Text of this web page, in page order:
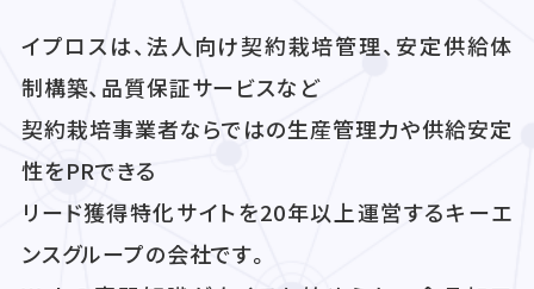
イプロスは、法人向け契約栽培管理、安定供給体
制構築、品質保証サービスなど
契約栽培事業者ならではの生産管理力や供給安定
性をPRできる
リード獲得特化サイトを20年以上運営するキーエ
ンスグループの会社です。